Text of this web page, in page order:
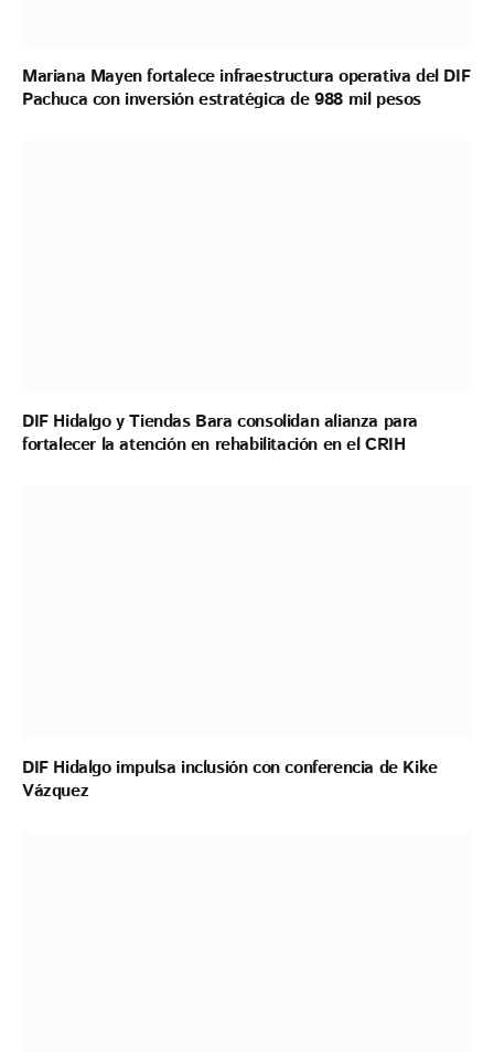
Mariana Mayen fortalece infraestructura operativa del DIF
Pachuca con inversión estratégica de 988 mil pesos
DIF Hidalgo y Tiendas Bara consolidan alianza para
fortalecer la atención en rehabilitación en el CRIH
DIF Hidalgo impulsa inclusión con conferencia de Kike
Vázquez